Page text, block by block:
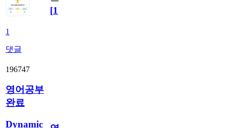
1
댓글
[1]
196747
영어공부
완료
Dynamic